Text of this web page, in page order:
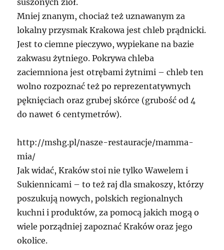
Mniej znanym, chociaż też uznawanym za
lokalny przysmak Krakowa jest chleb prądnicki.
Jest to ciemne pieczywo, wypiekane na bazie
zakwasu żytniego. Pokrywa chleba
zaciemniona jest otrębami żytnimi – chleb ten
wolno rozpoznać też po reprezentatywnych
pęknięciach oraz grubej skórce (grubość od 4
do nawet 6 centymetrów).
http://mshg.pl/nasze-restauracje/mamma-
mia/
Jak widać, Kraków stoi nie tylko Wawelem i
Sukiennicami – to też raj dla smakoszy, którzy
poszukują nowych, polskich regionalnych
kuchni i produktów, za pomocą jakich mogą o
wiele porządniej zapoznać Kraków oraz jego
okolice.